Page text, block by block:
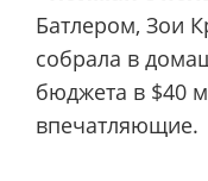
Батлером, Зои
собрала в
бюджета в $40
впечатляющие.